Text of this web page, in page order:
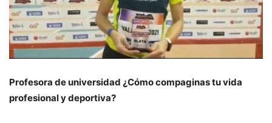
Profesora de universidad ¿Cómo compaginas tu vida
profesional y deportiva?